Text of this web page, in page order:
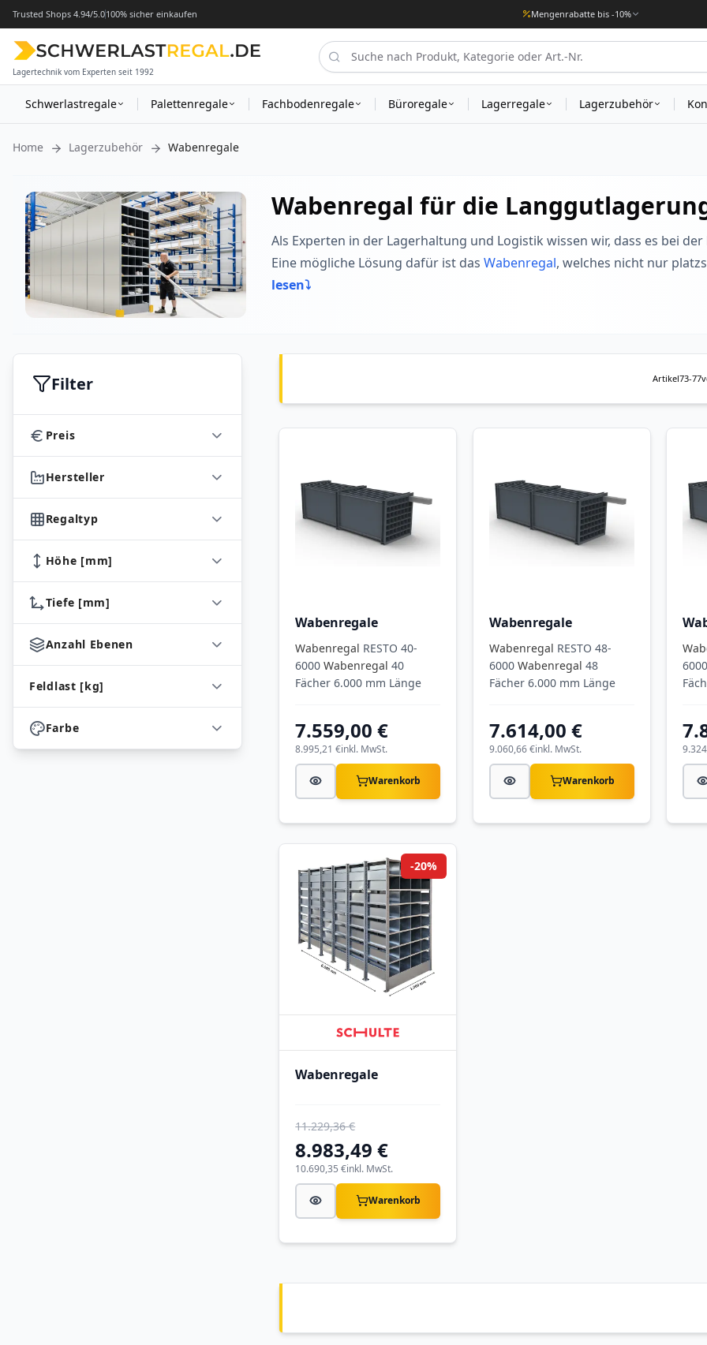
Trusted Shops 4.94/5.0100% sicher einkaufen Mengenrabatte bis -10%
Lagertechnik vom Experten seit 1992
Schwerlastregale Fachbodenregale Büroregale Lagerregale Lagerzubehör
Palettenregale
Home Lagerzubehör Wabenregale
Wabenregal für die
Als Experten in der Lagerhaltung und Logistik wissen wir, dass es bei
Eine mögliche Lösung dafür ist das Wabenregal, welches nicht nur
lesen
Artikel73-77
Wabenregale
Wabenregal RESTO 40-
6000Wabenregal 40
Fächer 6.000 mm Länge
7.559,00 €
inkl. MwSt.
8.995,21 €
Warenkorb
Wabenregale
Wabenregal RESTO 48-
6000 Wabenregal 48
Fächer 6.000 mm Länge
7.614,00 €
inkl. MwSt.
9.060,66 €
Warenkorb
Wabenregale
8.983,49 €
11.229,36 €
-20%
inkl. MwSt.
10.690,35 €
Warenkorb
Filter
Preis
Hersteller
Regaltyp
Höhe [mm]
Tiefe [mm]
Anzahl Ebenen
Feldlast [kg]
Farbe